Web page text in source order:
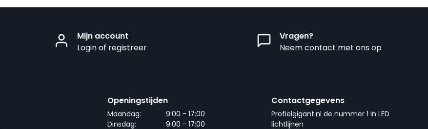
Mijn account
Login of registreer
Vragen?
Neem contact met ons op
Openingstijden
Maandag:
9:00 - 17:00
Dinsdag:
9:00 - 17:00
Contactgegevens
Profielgigant.nl de nummer 1 in LED
lichtlijnen